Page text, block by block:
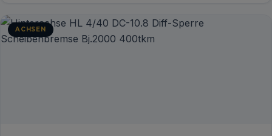
ACHSEN